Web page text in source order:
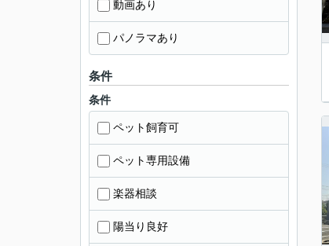
動画あり
パノラマあり
条件
条件
ペット飼育可
ペット専用設備
楽器相談
陽当り良好